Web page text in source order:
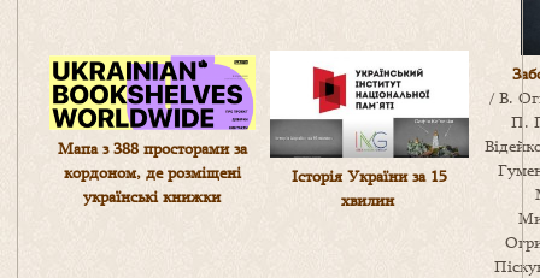
Мапа з 388 просторами за
кордоном, де розміщені
українські книжки
Історія України за 15
хвилин
/ В.
П.